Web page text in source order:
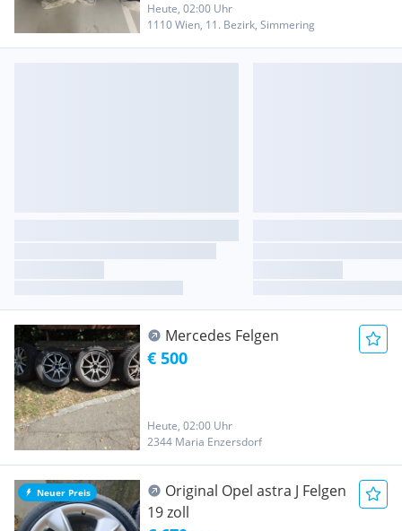
Heute, 02:00 Uhr
1110 Wien, 11. Bezirk, Simmering
Mercedes Felgen
€ 500
Heute, 02:00 Uhr
2344 Maria Enzersdorf
Neuer Preis
Original Opel astra J Felgen
19 zoll